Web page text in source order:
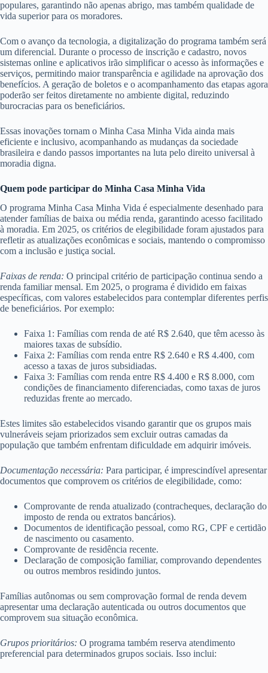
populares, garantindo não apenas abrigo, mas também qualidade de
vida superior para os moradores.
Com o avanço da tecnologia, a digitalização do programa também será
um diferencial. Durante o processo de inscrição e cadastro, novos
sistemas online e aplicativos irão simplificar o acesso às informações e
serviços, permitindo maior transparência e agilidade na aprovação dos
benefícios. A geração de boletos e o acompanhamento das etapas agora
poderão ser feitos diretamente no ambiente digital, reduzindo
burocracias para os beneficiários.
Essas inovações tornam o Minha Casa Minha Vida ainda mais
eficiente e inclusivo, acompanhando as mudanças da sociedade
brasileira e dando passos importantes na luta pelo direito universal à
moradia digna.
Quem pode participar do Minha Casa Minha Vida
O programa Minha Casa Minha Vida é especialmente desenhado para
atender famílias de baixa ou média renda, garantindo acesso facilitado
à moradia. Em 2025, os critérios de elegibilidade foram ajustados para
refletir as atualizações econômicas e sociais, mantendo o compromisso
com a inclusão e justiça social.
Faixas de renda: O principal critério de participação continua sendo a
renda familiar mensal. Em 2025, o programa é dividido em faixas
específicas, com valores estabelecidos para contemplar diferentes perfis
de beneficiários. Por exemplo:
Faixa 1: Famílias com renda de até R$ 2.640, que têm acesso às
maiores taxas de subsídio.
Faixa 2: Famílias com renda entre R$ 2.640 e R$ 4.400, com
acesso a taxas de juros subsidiadas.
Faixa 3: Famílias com renda entre R$ 4.400 e R$ 8.000, com
condições de financiamento diferenciadas, como taxas de juros
reduzidas frente ao mercado.
Estes limites são estabelecidos visando garantir que os grupos mais
vulneráveis sejam priorizados sem excluir outras camadas da
população que também enfrentam dificuldade em adquirir imóveis.
Documentação necessária: Para participar, é imprescindível apresentar
documentos que comprovem os critérios de elegibilidade, como:
Comprovante de renda atualizado (contracheques, declaração do
imposto de renda ou extratos bancários).
Documentos de identificação pessoal, como RG, CPF e certidão
de nascimento ou casamento.
Comprovante de residência recente.
Declaração de composição familiar, comprovando dependentes
ou outros membros residindo juntos.
Famílias autônomas ou sem comprovação formal de renda devem
apresentar uma declaração autenticada ou outros documentos que
comprovem sua situação econômica.
Grupos prioritários: O programa também reserva atendimento
preferencial para determinados grupos sociais. Isso inclui: